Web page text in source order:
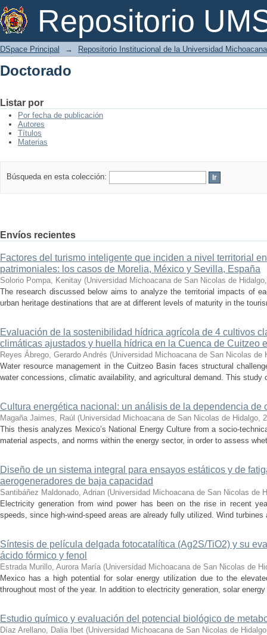
Repositorio
Doctorado
DSpace Principal → Repositorio Institucional de la Universidad
Doctorado
Listar por
Por fecha de publicación
Autores
Títulos
Materias
Búsqueda en esta colección:
Envíos recientes
Factores del turismo inteligente que inciden a nivel territorial
patrimoniales: los casos de Morelia, México y Sevilla, España
Solorio Pompa, Kenitay (Universidad Michoacana de San Nicolas de Hidalgo
The research discussed below aims to analyze the territorial impacts of
urban heritage destinations that are at different levels of maturity in the
Evaluación de la sostenibilidad hídrica agrícola de 4 cultivos
climáticas ajustados y huella hídrica en la Cuenca de Cuitzeo
Reyes Ábrego, Gerardo Andrés (Universidad Michoacana de San Nicolas de
Water resource management in the Cuitzeo Basin faces structural
water concessions, climatic availability, and agricultural demand. This study
Cultura energética nacional: un análisis de la dependencia de
Magaña Jaimes, Raúl (Universidad Michoacana de San Nicolas de Hidalgo,
This thesis analyzes Mexico’s National Energy Culture from a socio-
material aspects, and norms within the energy sector, in order to assess
Diseño de un sistema integral para ensayos estáticos y de
aerogeneradores de baja capacidad
Santibáñez Maldonado, Adrian (Universidad Michoacana de San Nicolas de
Electricity generation from wind power has been on the rise in recent
speeds, since high-wind-speed areas are already fully utilized. Wind
Síntesis de película delgada fotocatalítica (Ag2S/TiO2) y su
ácido fórmico y fenol
Estrada Murillo, Aurora María (Universidad Michoacana de San Nicolas de
Mexico has a high potential for solar energy utilization due to the
throughout most of the year. In addition to electricity generation, solar
Estudio químico y evaluación del potencial biológico de
Díaz Arellano, Dalia Ibet (Universidad Michoacana de San Nicolas de Hidalgo